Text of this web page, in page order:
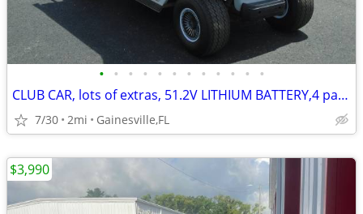
• • • • • • • • • • • •
CLUB CAR, lots of extras, 51.2V LITHIUM BATTERY,4 passenger golf cart
7/30 2mi Gainesville,FL
$3,990